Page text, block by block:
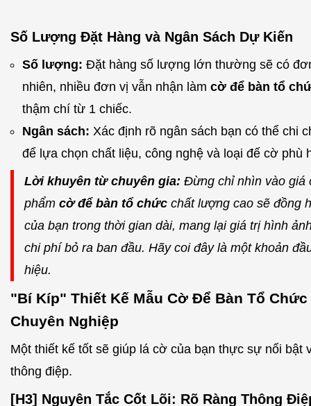
Số Lượng Đặt Hàng và Ngân Sách Dự Kiến
Số lượng: Đặt hàng số lượng lớn thường sẽ có
nhiên, nhiều đơn vị vẫn nhận làmcờ để bàn tổ
thậm chí từ 1 chiếc.
Ngân sách: Xác định rõ ngân sách bạn có thể chi
để lựa chọn chất liệu, công nghệ và loại đế cờ phù
Lời khuyên từ chuyên gia: Đừng chỉ nhìn vào giá
phẩm cờ để bàn tổ chức chất lượng cao sẽ đồng
của bạn trong thời gian dài, mang lại giá trị hình
chi phí bỏ ra ban đầu. Hãy coi đây là một khoản
hiệu.
"Bí Kíp" Thiết Kế Mẫu Cờ Để Bàn Tổ
Chuyên Nghiệp
Một thiết kế tốt sẽ giúp lá cờ của bạn thực sự nổi bật
thông điệp.
[H3] Nguyên Tắc Cốt Lõi: Rõ Ràng Thông